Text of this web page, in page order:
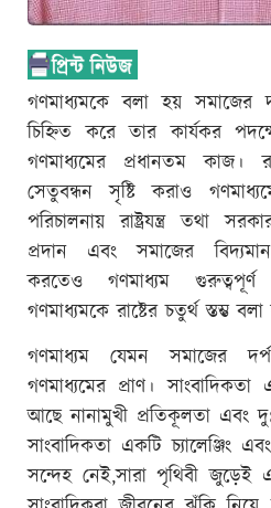
গণমাধ্যমকে বলা হয় সমাজের
চিহ্নিত করে তার কার্যকর
গণমাধ্যমের প্রধানতম কাজ।
সেতুবন্ধন সৃষ্টি করাও
পরিচালনায় রাষ্ট্রযন্ত্র তথা
প্রদান এবং সমাজের
করতেও গণমাধ্যম
গণমাধ্যমকে রাষ্টের চতুর্থ স্তম্ভ
গণমাধ্যম যেমন সমাজের
গণমাধ্যমের প্রাণ।
আছে নানামুখী প্রতিকূলতা এবং
সাংবাদিকতা একটি চ্যালেঞ্জিং
সন্দেহ নেই,সারা পৃথিবী জুড়েই এ